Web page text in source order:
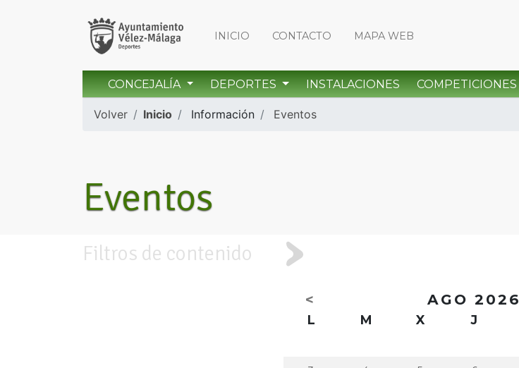
INICIO CONTACTO MAPA WEB
CONCEJALÍA DEPORTES INSTALACIONES COMPETICIONES
Volver Inicio Información Eventos
Eventos
Filtros de contenido
< AGO 2026
L M X J